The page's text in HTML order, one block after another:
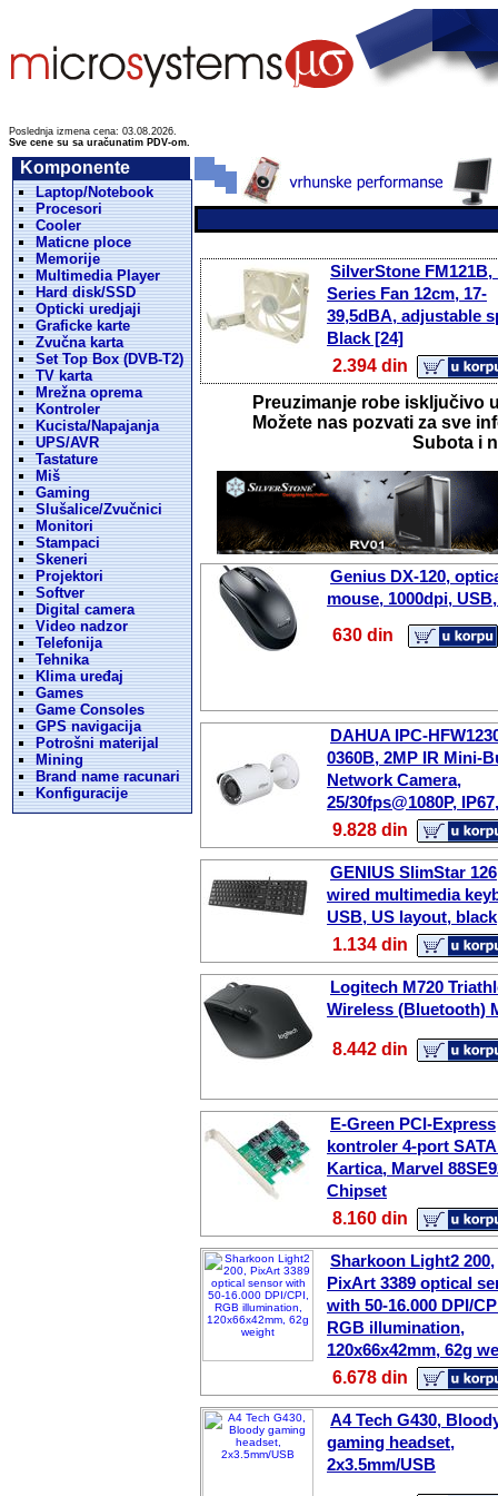
Poslednja izmena cena: 03.08.2026.
Sve cene su sa uračunatim PDV-om.
Komponente
Laptop/Notebook
Procesori
Cooler
Maticne ploce
Memorije
Multimedia Player
Hard disk/SSD
Opticki uredjaji
Graficke karte
Zvučna karta
Set Top Box (DVB-T2)
TV karta
Mrežna oprema
Kontroler
Kucista/Napajanja
UPS/AVR
Tastature
Miš
Gaming
Slušalice/Zvučnici
Monitori
Stampaci
Skeneri
Projektori
Softver
Digital camera
Video nadzor
Telefonija
Tehnika
Klima uređaj
Games
Game Consoles
GPS navigacija
Potrošni materijal
Mining
Brand name racunari
Konfiguracije
SilverStone FM121B,
Series Fan 12cm, 17-
39,5dBA, adjustable
Black [24]
2.394 din
Preuzimanje robe isključivo
Možete nas pozvati za sve
Subota i
Genius DX-120,
mouse, 1000dpi,
630 din
DAHUA IPC-
0360B, 2MP IR Mini-
Network Camera,
25/30fps@1080P,
9.828 din
GENIUS SlimStar
wired multimedia
USB, US layout, black
1.134 din
Logitech M720
Wireless (Bluetooth)
8.442 din
E-Green PCI-Express
kontroler 4-port
Kartica, Marvel
Chipset
8.160 din
Sharkoon Light2 200,
PixArt 3389 optical
with 50-16.000 DPI/
RGB illumination,
120x66x42mm, 62g
6.678 din
A4 Tech G430,
gaming headset,
2x3.5mm/USB